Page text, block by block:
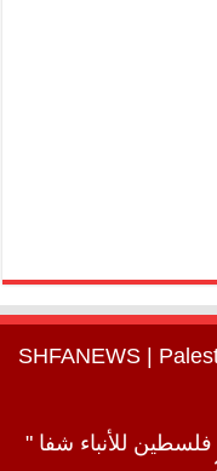
SHFANEWS |
للأنباء شفا "